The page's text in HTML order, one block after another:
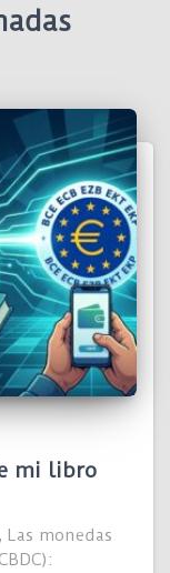
mi libro
Las monedas